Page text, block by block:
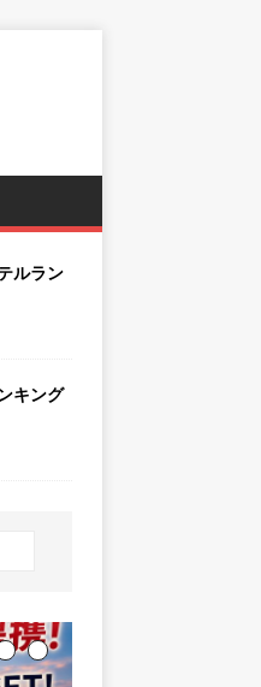
ルラン
キング